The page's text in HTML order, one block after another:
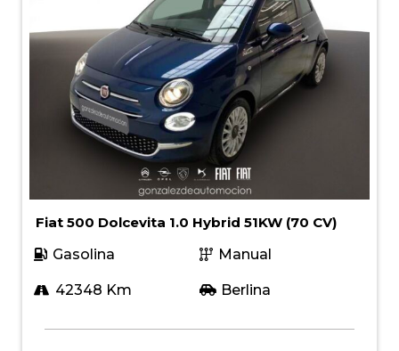
Fiat 500 Dolcevita 1.0 Hybrid 51KW (70 CV)
Gasolina
Manual
42348 Km Berlina